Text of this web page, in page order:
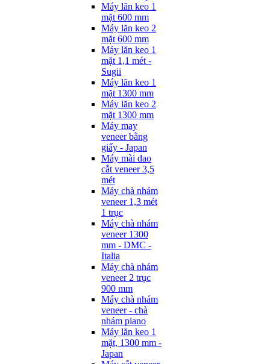
Máy lăn keo 1
mặt 600 mm
Máy lăn keo 2
mặt 600 mm
Máy lăn keo 1
mặt 1,1 mét -
Sugii
Máy lăn keo 1
mặt 1300 mm
Máy lăn keo 2
mặt 1300 mm
Máy may
veneer bằng
giấy - Japan
Máy mài dao
cắt veneer 3,5
mét
Máy chà nhám
veneer 1,3 mét
1 trục
Máy chà nhám
veneer 1300
mm - DMC -
Italia
Máy chà nhám
veneer 2 trục
900 mm
Máy chà nhám
veneer - chà
nhám piano
Máy lăn keo 1
mặt, 1300 mm -
Japan